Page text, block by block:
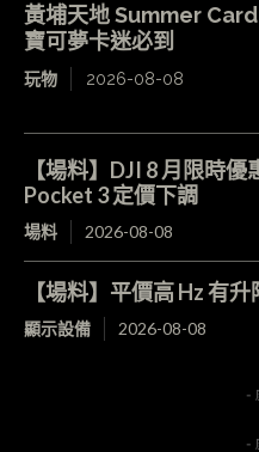
黃埔天地 Summer
寶可夢卡迷必到
玩物 2026-08-08
【場料】DJI 8 月限時
Pocket 3 定價下調
場料 2026-08-08
【場料】平價高 Hz 有
顯示設備 2026-08-08
-
-